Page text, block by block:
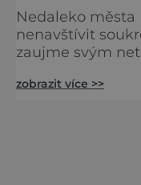
Nedaleko města
nenavštívit
zaujme svým
foto) se majitelé
zobrazit více >>